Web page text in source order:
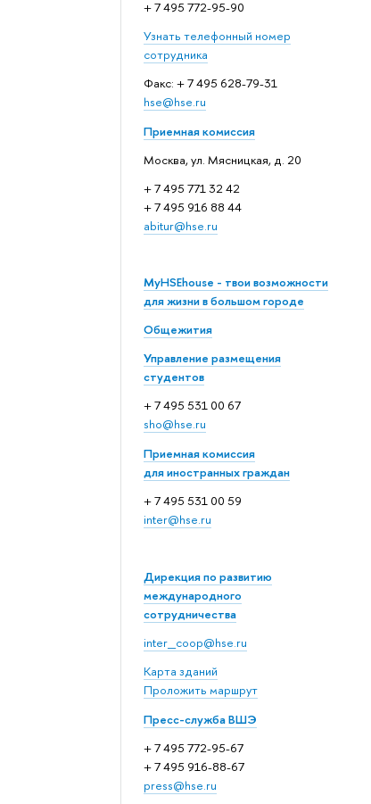
+ 7 495 772-95-90
Узнать телефонный номер
сотрудника
Факс: + 7 495 628-79-31
hse@hse.ru
Приемная комиссия
Москва, ул. Мясницкая, д. 20
+ 7 495 771 32 42
+ 7 495 916 88 44
abitur@hse.ru
MyHSEhouse - твои возможности
для жизни в большом городе
Общежития
Управление размещения
студентов
+ 7 495 531 00 67
sho@hse.ru
Приемная комиссия
для иностранных граждан
+ 7 495 531 00 59
inter@hse.ru
Дирекция по развитию
международного
сотрудничества
inter_coop@hse.ru
Карта зданий
Проложить маршрут
Пресс-служба ВШЭ
+ 7 495 772-95-67
+ 7 495 916-88-67
press@hse.ru